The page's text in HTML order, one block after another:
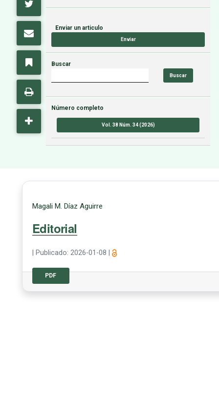
Enviar un articulo
Enviar
Buscar
Buscar
Número completo
Vol. 38 Núm. 34 (2026)
Magali M. Díaz Aguirre
Editorial
Publicado: 2026-01-08
PDF